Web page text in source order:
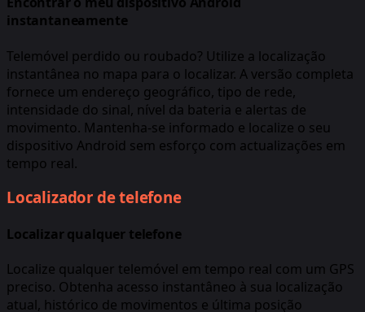
instantaneamente
Telemóvel perdido ou roubado? Utilize a localização
instantânea no mapa para o localizar. A versão completa
fornece um endereço geográfico, tipo de rede,
intensidade do sinal, nível da bateria e alertas de
movimento. Mantenha-se informado e localize o seu
dispositivo Android sem esforço com actualizações em
tempo real.
Localizador de telefone
Localizar qualquer telefone
Localize qualquer telemóvel em tempo real com um GPS
preciso. Obtenha acesso instantâneo à sua localização
atual, histórico de movimentos e última posição